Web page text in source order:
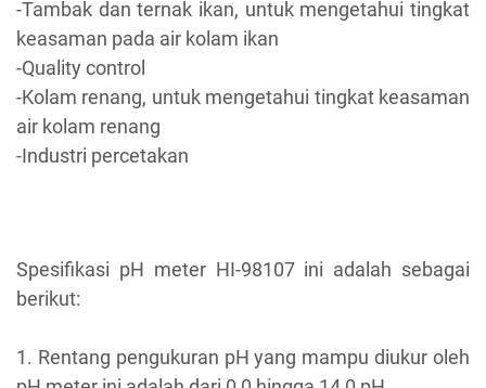
-Tambak dan ternak ikan, untuk mengetahui tingkat
keasaman pada air kolam ikan
-Quality control
-Kolam renang, untuk mengetahui tingkat keasaman
air kolam renang
-Industri percetakan
Spesifikasi pH meter HI-98107 ini adalah sebagai
berikut:
1. Rentang pengukuran pHyang mampu diukur oleh